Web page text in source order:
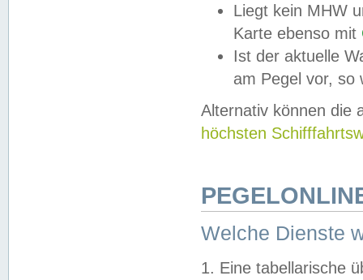
Liegt kein MHW
Karte ebenso mit
Ist der aktuelle
am Pegel vor,
Alternativ können die
höchsten
Welche Dienste
1. Eine tabellarische